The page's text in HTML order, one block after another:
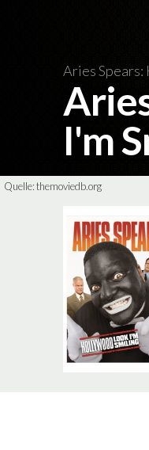
Aries Spears:
I'm
Quelle:themoviedb.org